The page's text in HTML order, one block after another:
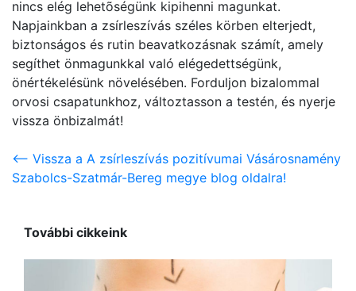
nincs elég lehetõségünk kipihenni magunkat.
Napjainkban a zsírleszívás széles körben elterjedt,
biztonságos és rutin beavatkozásnak számít, amely
segíthet önmagunkkal való elégedettségünk,
önértékelésünk növelésében. Forduljon bizalommal
orvosi csapatunkhoz, változtasson a testén, és nyerje
vissza önbizalmát!
<-- Vissza a A zsírleszívás pozitívumai Vásárosnamény
Szabolcs-Szatmár-Bereg megye blog oldalra!
További cikkeink